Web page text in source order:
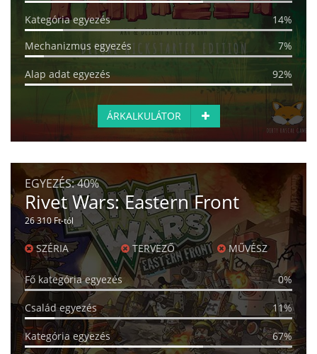
Kategória egyezés
14%
Mechanizmus egyezés
7%
Alap adat egyezés 92%
ÁRKALKULÁTOR
EGYEZÉS:40%
Rivet Wars: Eastern Front
26 310 Ft-tól
SZÉRIA TERVEZŐ MŰVÉSZ
Fő kategória egyezés 0%
Család egyezés 11%
Kategória egyezés
67%